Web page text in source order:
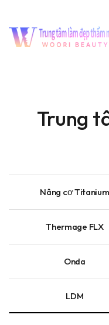
Trung
Nâng cơ Titanium
Thermage FLX
Onda
LDM